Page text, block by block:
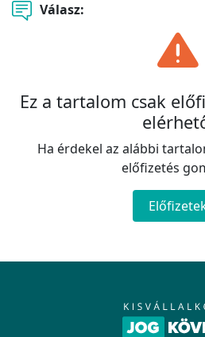
Válasz:
Ez a tartalom csak
Ha érdekel az alábbi
előfizetés